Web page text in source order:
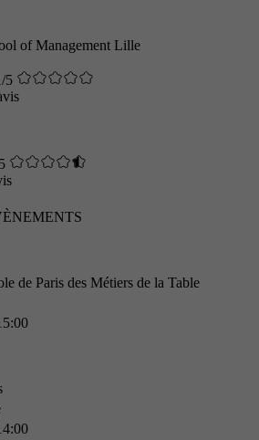
of Management Lille
5
de Paris des Métiers de la Table